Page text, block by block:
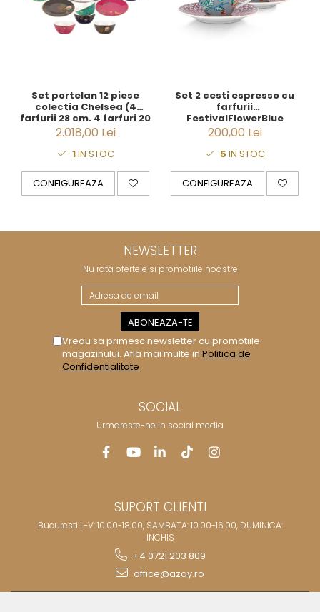
Set portelan 12 piese
colectia Chelsea (4
farfurii 28 cm, 4 farfuri 20
cm si 4 boluri supa 15 cm)
2.018,00 Lei
1IN STOC
CONFIGUREAZA
Set 2 cesti espresso cu
farfurii
FestivalFlowerBlue
200,00 Lei
5 IN STOC
CONFIGUREAZA
NEWSLETTER
Nu rata ofertele si promotiile noastre
Vreau sa primesc newsletter cu promotiile
magazinului. Afla mai multe in Politica de
Confidentialitate
SOCIAL
Urmareste-ne in social media
SUPORT CLIENTI
Bucuresti L-V: 10.00-18.00, SAMBATA: 10.00-16.00, DUMINICA:
INCHIS
+4 0721 203 809
office@azay.ro